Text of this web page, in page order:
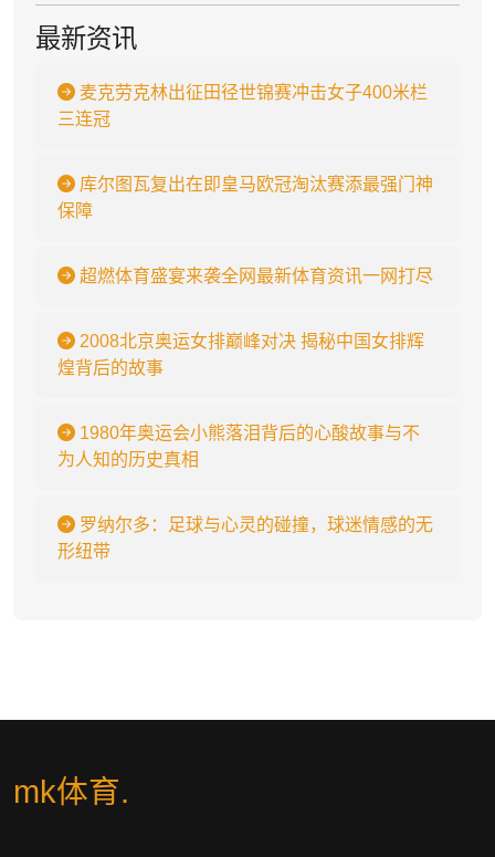
最新资讯
麦克劳克林出征田径世锦赛冲击女子400米栏
三连冠
库尔图瓦复出在即皇马欧冠淘汰赛添最强门神
保障
超燃体育盛宴来袭全网最新体育资讯一网打尽
2008北京奥运女排巅峰对决 揭秘中国女排辉
煌背后的故事
1980年奥运会小熊落泪背后的心酸故事与不
为人知的历史真相
罗纳尔多：足球与心灵的碰撞，球迷情感的无
形纽带
mk体育.